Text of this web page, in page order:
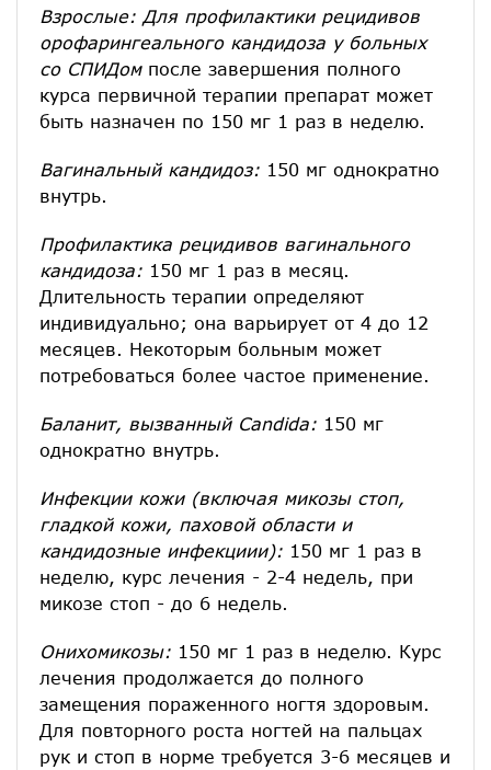
Взрослые: Для профилактики рецидивов
орофарингеального кандидоза у больных
со СПИДомпосле завершения полного
курса первичной терапии препарат может
быть назначен по 150 мг 1 раз в неделю.
Вагинальный кандидоз: 150 мг однократно
внутрь.
Профилактика рецидивов вагинального
кандидоза: 150 мг 1 раз в месяц.
Длительность терапии определяют
индивидуально; она варьирует от 4 до 12
месяцев. Некоторым больным может
потребоваться более частое применение.
Баланит, вызванный Candida: 150 мг
однократно внутрь.
Инфекции кожи (включая микозы стоп,
гладкой кожи, паховой области и
кандидозные инфекциии): 150 мг 1 раз в
неделю, курс лечения - 2-4 недель, при
микозе стоп - до 6 недель.
Онихомикозы: 150 мг 1 раз в неделю. Курс
лечения продолжается до полного
замещения пораженного ногтя здоровым.
Для повторного роста ногтей на пальцах
рук и стоп в норме требуется 3-6 месяцев и